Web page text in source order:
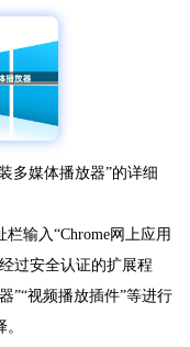
多媒体播放器”的详细
输入“Chrome网上应用
过安全认证的扩展程
”“视频播放插件”等进行